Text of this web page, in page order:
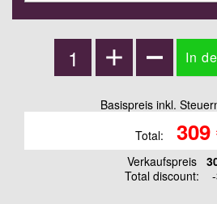
Basispreis inkl.
Total:
309
Verkaufspreis
Total discount: